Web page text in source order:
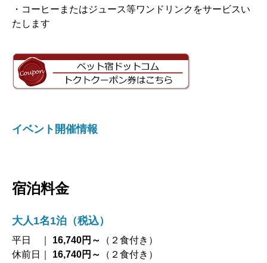
・コーヒーまたはジュース等ワンドリンクをサービスい
たします
イベント開催情報
宿泊料金
大人1名1泊（税込）
平日 ｜ 16,740円～
（２食付き）
休前日｜ 16,740円～
（２食付き）